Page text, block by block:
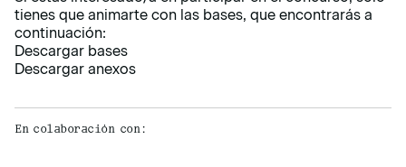
tienes que animarte con las bases, que encontrarás a
continuación:
Descargar bases
Descargar anexos
En colaboración con: